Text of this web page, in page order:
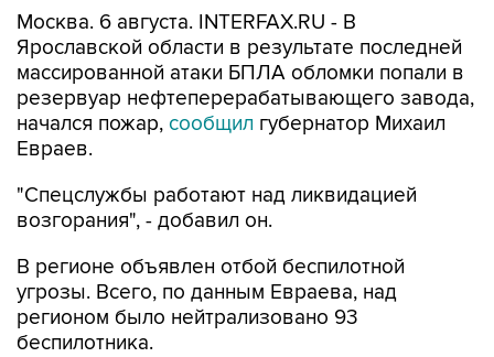
Москва. 6 августа. INTERFAX.RU - В
Ярославской области в результате последней
массированной атаки БПЛА обломки попали в
резервуар нефтеперерабатывающего завода,
начался пожар, сообщил губернатор Михаил
Евраев.
"Спецслужбы работают над ликвидацией
возгорания", - добавил он.
В регионе объявлен отбой беспилотной
угрозы. Всего, по данным Евраева, над
регионом было нейтрализовано 93
беспилотника.